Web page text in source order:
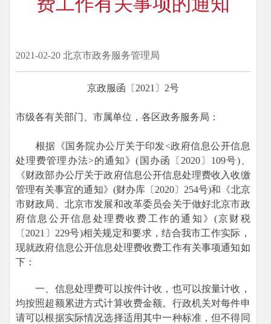
2021-02-20 北京市政务服务管理局
京政服函〔2021〕2号
市级各有关部门、市属单位，各区政务服务局：
根据《国务院办公厅关于印发<政府信息公开信息
处理费管理办法>的通知》(国办函〔2020〕109号)、
《财政部办公厅关于政府信息公开信息处理费收入收缴
管理有关事宜的通知》(财办库〔2020〕254号)和《北京
市财政局、北京市发展和改革委员会关于做好北京市政
府信息公开信息处理费收费工作的通知》(京财税
〔2021〕229号)相关规定和要求，结合我市工作实际，
现就政府信息公开信息处理费收费工作有关事项通知如
下：
一、信息处理费可以按件计收，也可以按量计收，
均按照超额累进方式计算收费金额。行政机关对每件申
请可以根据实际情况选择适用其中一种标准，但不得同